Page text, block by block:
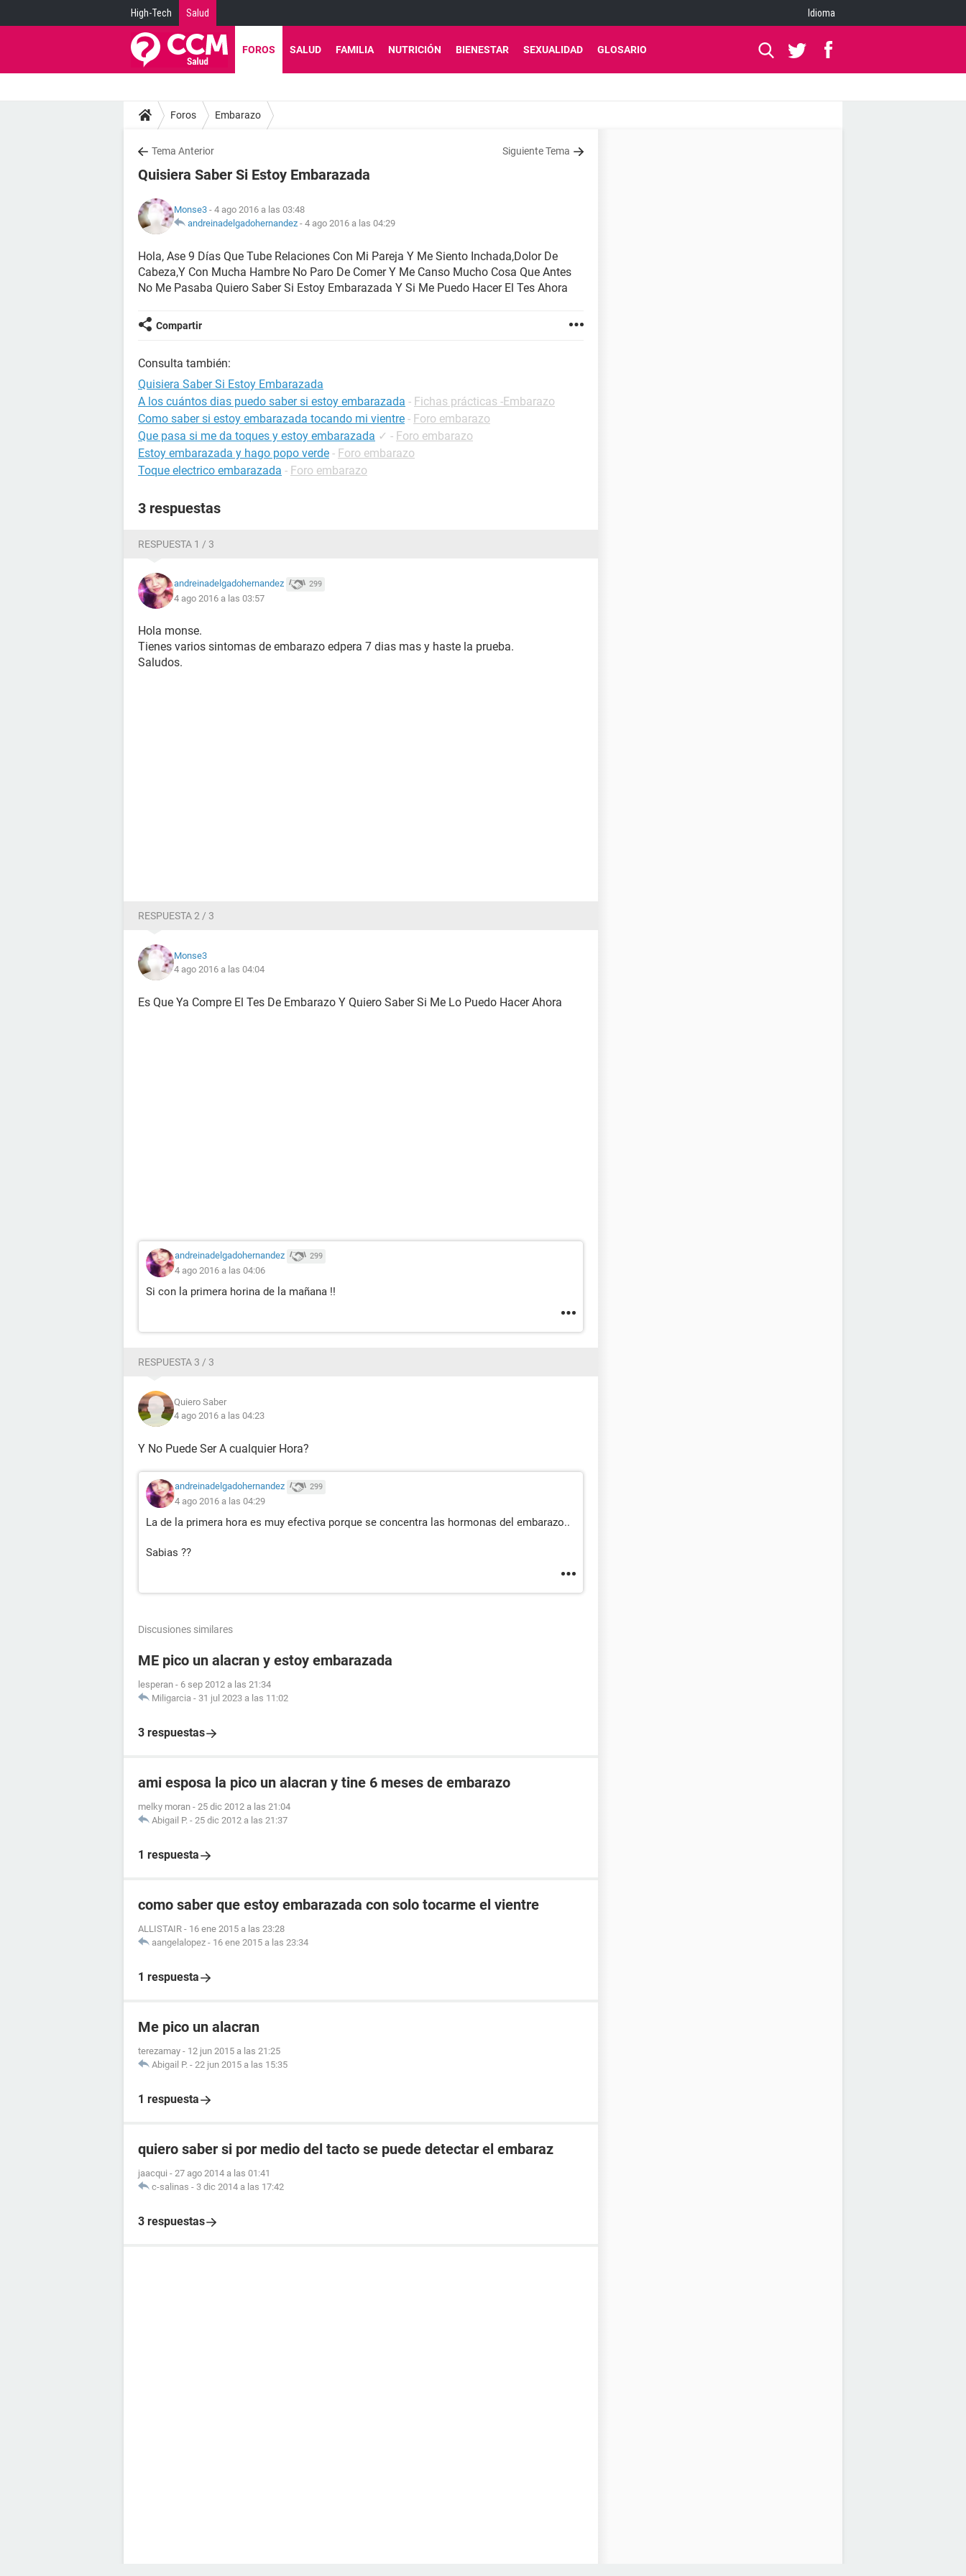
High-Tech Salud Idioma
FOROS SALUD FAMILIA NUTRICIÓN BIENESTAR SEXUALIDAD GLOSARIO
Foros Embarazo
Tema Anterior Siguiente Tema
Quisiera Saber Si Estoy Embarazada
Monse3 - 4 ago 2016 a las 03:48
andreinadelgadohernandez - 4 ago 2016 a las 04:29
Hola, Ase 9 Días Que Tube Relaciones Con Mi Pareja Y Me Siento Inchada,Dolor De
Cabeza,Y Con Mucha Hambre No Paro De Comer Y Me Canso Mucho Cosa Que Antes
No Me Pasaba Quiero Saber Si Estoy Embarazada Y Si Me Puedo Hacer El Tes Ahora
Compartir
Consulta también:
Quisiera Saber Si Estoy Embarazada
A los cuántos dias puedo saber si estoy embarazada - Fichas prácticas -Embarazo
Como saber si estoy embarazada tocando mi vientre - Foro embarazo
Que pasa si me da toques y estoy embarazada ✓ - Foro embarazo
Estoy embarazada y hago popo verde - Foro embarazo
Toque electrico embarazada - Foro embarazo
3 respuestas
RESPUESTA 1 / 3
andreinadelgadohernandez 299
4 ago 2016 a las 03:57
Hola monse.
Tienes varios sintomas de embarazo edpera 7 dias mas y haste la prueba.
Saludos.
RESPUESTA 2 / 3
Monse3
4 ago 2016 a las 04:04
Es Que Ya Compre El Tes De Embarazo Y Quiero Saber Si Me Lo Puedo Hacer Ahora
andreinadelgadohernandez 299
4 ago 2016 a las 04:06
Si con la primera horina de la mañana !!
RESPUESTA 3 / 3
Quiero Saber
4 ago 2016 a las 04:23
Y No Puede Ser A cualquier Hora?
andreinadelgadohernandez 299
4 ago 2016 a las 04:29
La de la primera hora es muy efectiva porque se concentra las hormonas del embarazo..
Sabias ??
Discusiones similares
ME pico un alacran y estoy embarazada
lesperan - 6 sep 2012 a las 21:34
Miligarcia - 31 jul 2023 a las 11:02
3 respuestas
ami esposa la pico un alacran y tine 6 meses de embarazo
melky moran - 25 dic 2012 a las 21:04
Abigail P. - 25 dic 2012 a las 21:37
1 respuesta
como saber que estoy embarazada con solo tocarme el vientre
ALLISTAIR - 16 ene 2015 a las 23:28
aangelalopez - 16 ene 2015 a las 23:34
1 respuesta
Me pico un alacran
terezamay - 12 jun 2015 a las 21:25
Abigail P. - 22 jun 2015 a las 15:35
1 respuesta
quiero saber si por medio del tacto se puede detectar el embaraz
jaacqui - 27 ago 2014 a las 01:41
c-salinas - 3 dic 2014 a las 17:42
3 respuestas